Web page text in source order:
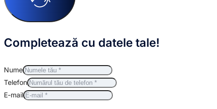
Completează cu datele tale!
Nume
Telefon
E-mail